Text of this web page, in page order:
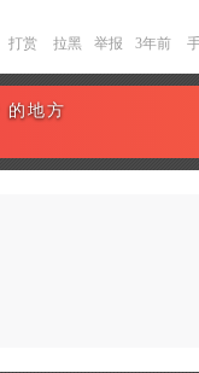
打赏 拉黑 举报 3年前
的地方